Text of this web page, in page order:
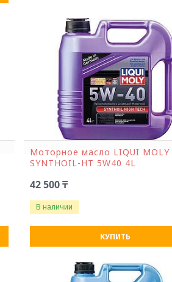
Моторное масло LIQUI MOLY
SYNTHOIL-HT 5W40 4L
42 500 ₸
В наличии
КУПИТЬ